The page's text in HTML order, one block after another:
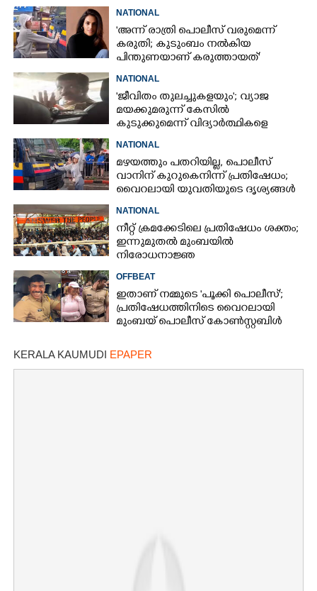
NATIONAL
'അന്ന് രാത്രി പൊലീസ് വരുമെന്ന്
കരുതി; കുടുംബം നൽകിയ
പിന്തുണയാണ് കരുത്തായത്'
NATIONAL
'ജീവിതം തുലച്ചുകളയും'; വ്യാജ
മയക്കുമരുന്ന് കേസിൽ
കുടുക്കുമെന്ന് വിദ്യാർത്ഥികളെ
ഉദ്യോഗസ്ഥൻ
NATIONAL
മഴയത്തും പതറിയില്ല, പൊലീസ്
വാനിന് കുറുകെനിന്ന് പ്രതിഷേധം;
വൈറലായി യുവതിയുടെ ദൃശ്യങ്ങൾ
NATIONAL
നീറ്റ് ക്രമക്കേടിലെ പ്രതിഷേധം ശക്തം;
ഇന്നുമുതൽ മുംബയിൽ
നിരോധനാജ്ഞ
OFFBEAT
ഇതാണ് നമ്മുടെ 'പൂക്കി പൊലീസ്';
പ്രതിഷേധത്തിനിടെ വൈറലായി
മുംബയ് പൊലീസ് കോൺസ്റ്റബിൾ
KERALA KAUMUDI EPAPER